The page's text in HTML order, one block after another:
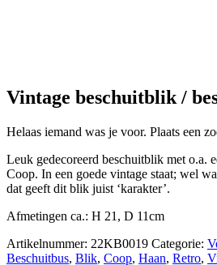
Vintage beschuitblik /
Helaas iemand was je voor. Plaats een
Leuk gedecoreerd beschuitblik met o.a.
Coop. In een goede vintage staat; wel
dat geeft dit blik juist ‘karakter’.
Afmetingen ca.: H 21, D 11cm
Artikelnummer: 22KB0019 Categorie:
Beschuitbus, Blik, Coop, Haan, Retro,